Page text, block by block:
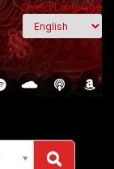
Select Language